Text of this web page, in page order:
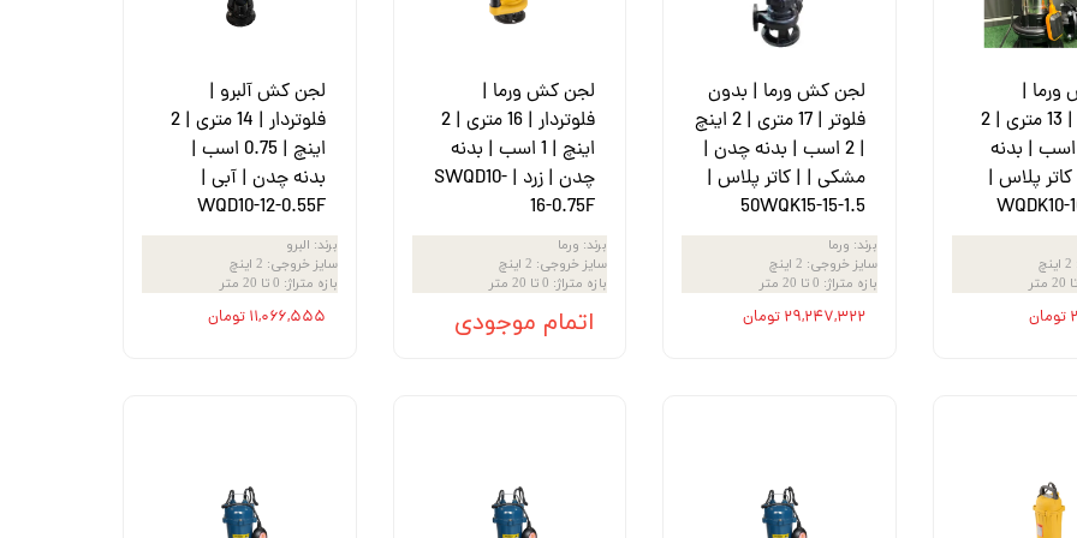
تک
جوش
|
فلوتردار | 13 متری | 2
اینچ | 1 اسب | بدنه
پلاس |
WQDK10-
2 اینچ
لجن کش ورما | بدون
فلوتر | 17 متری | 2 اینچ
| 2 اسب | بدنه چدن |
مشکی | | کاتر پلاس |
50WQK15-15-1.5
برند: ورما
سایز خروجی: 2 اینچ
بازه متراژ: 0 تا 20 متر
۲۹,۲۴۷,۳۲۲ تومان
لجن کش ورما |
فلوتردار | 16 متری | 2
اینچ | 1 اسب | بدنه
چدن | زرد | SWQD10-
16-0.75F
برند: ورما
سایز خروجی: 2 اینچ
بازه متراژ: 0 تا 20 متر
اتمام موجودی
لجن کش آلبرو |
فلوتردار | 14 متری | 2
اینچ | 0.75 اسب |
بدنه چدن | آبی |
WQD10-12-0.55F
برند: البرو
سایز خروجی: 2 اینچ
بازه متراژ: 0 تا 20 متر
۱۱,۰۶۶,۵۵۵ تومان